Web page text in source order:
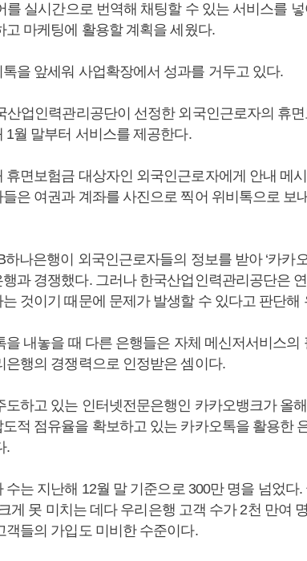
를 실시간으로 번역해 채팅할 수 있는 서비스를
고 마케팅에 활용할 계획을 세웠다.
을 앞세워 사업확장에서 성과를 거두고 있다.
산업인력관리공단이 선정한 외국인근로자의 휴
1월 말부터 서비스를 제공한다.
휴면보험금 대상자인 외국인근로자에게 안내 메
은 여권과 계좌를 사진으로 찍어 위비톡으로 보
나은행이 외국인근로자들의 정보를 받아 ‘카카
과 경쟁했다. 그러나 한국산업인력관리공단은
것이기 때문에 문제가 발생할 수 있다고 판단해
을 내놓을 때 다른 은행들은 자체 메신저서비스의
은행의 경쟁력으로 인정받은 셈이다.
도하고 있는 인터넷전문은행인 카카오뱅크가 올
적 점유율을 확보하고 있는 카카오톡을 활용한
.
수는 지난해 12월 말 기준으로 300만 명을 넘었다
게 못 미치는 데다 우리은행 고객 수가 2천 만여
객들의 가입도 미비한 수준이다.